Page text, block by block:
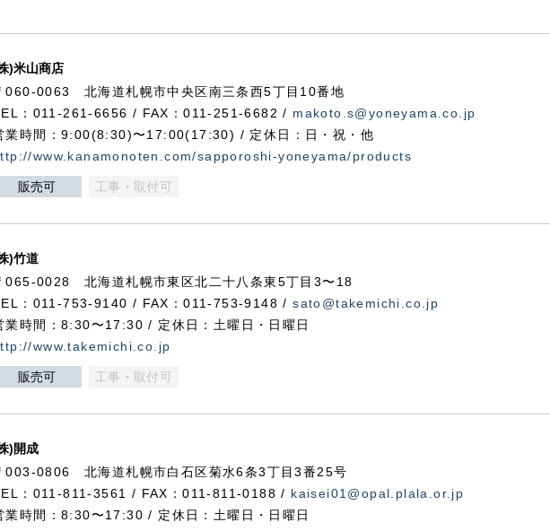
)米山商店
060-0063 北海道札幌市中央区南三条西5丁目10番地
：011-261-6656 / FAX：011-251-6682 / makoto.s@yoneyama.co.jp
業時間：9:00(8:30)〜17:00(17:30) / 定休日：日・祝・他
www.kanamonoten.com/sapporoshi-yoneyama/products
販売可 工事・取付可
)竹道
065-0028 北海道札幌市東区北二十八条東5丁目3〜18
：011-753-9140 / FAX：011-753-9148 /sato@takemichi.co.jp
業時間：8:30〜17:30 / 定休日：土曜日・日曜日
www.takemichi.co.jp
販売可 工事・取付可
)開成
003-0806 北海道札幌市白石区菊水6条3丁目3番25号
：011-811-3561 / FAX：011-811-0188 / kaisei01@opal.plala.or.jp
業時間：8:30〜17:30 / 定休日：土曜日・日曜日